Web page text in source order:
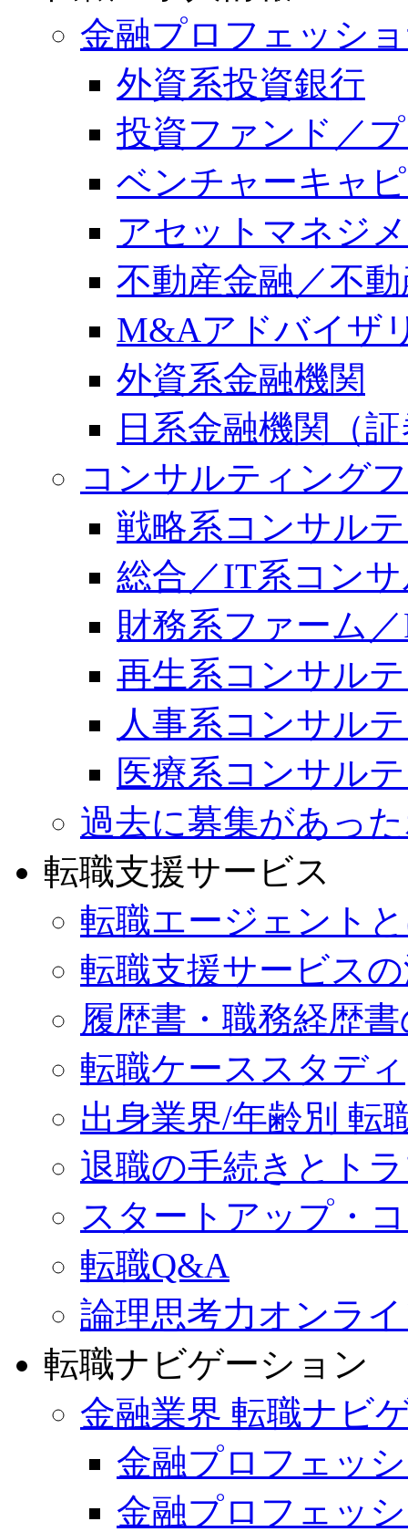
金融プロフェッシ
外資系投資銀行
投資ファンド／
ベンチャーキャ
アセットマネジ
不動産金融／不
M&Aアドバイザ
外資系金融機関
日系金融機関（
コンサルティング
戦略系コンサル
総合／IT系コン
財務系ファーム
再生系コンサル
人事系コンサル
医療系コンサル
過去に募集があっ
転職支援サービス
転職エージェント
転職支援サービス
履歴書・職務経歴
転職ケーススタディ
出身業界/年齢別 転
退職の手続きとト
スタートアップ・
転職Q&A
論理思考力オンラ
転職ナビゲーション
金融業界 転職ナビ
金融プロフェッ
金融プロフェッ